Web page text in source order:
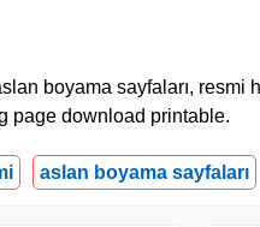
boyama sayfaları, resmi
page download printable.
aslan boyama sayfaları